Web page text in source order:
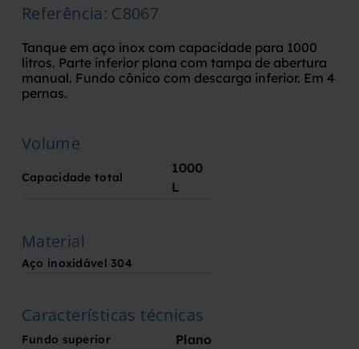
Referência: C8067
Tanque em aço inox com capacidade para 1000
litros. Parte inferior plana com tampa de abertura
manual. Fundo cônico com descarga inferior. Em 4
pernas.
Volume
Capacidade total
1000
L
Material
Aço inoxidável 304
Características técnicas
Fundo superior Plano